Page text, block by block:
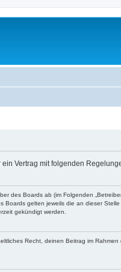
ein Vertrag mit folgenden
des Boards ab (im Folgenden
gelten jeweils die an dieser Stelle
gekündigt werden.
Recht, deinen Beitrag im Rahmen